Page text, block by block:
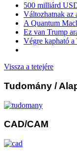
500 milliárd
Változhatnak az
A Quantum
Ez van Trump
Végre kapható
Vissza a tetejére
Tudomány /
CAD/CAM